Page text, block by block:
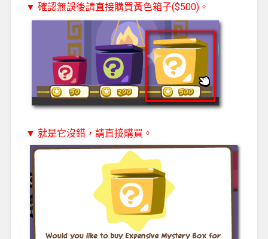
▼ 確認無誤後請直接購買黃色箱子($500)。
▼ 就是它沒錯，請直接購買。